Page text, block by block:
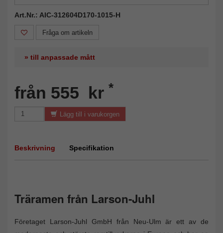
Art.Nr.: AIC-312604D170-1015-H
Fråga om artikeln
» till anpassade mått
från 555 kr *
Lägg till i varukorgen
Beskrivning Specifikation
Träramen från Larson-Juhl
Företaget Larson-Juhl GmbH från Neu-Ulm är ett av de